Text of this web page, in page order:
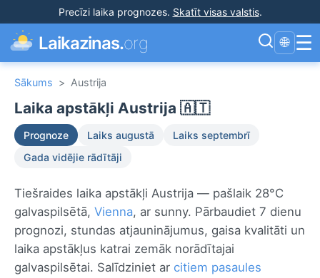
Precīzi laika prognozes. Skatīt visas valstis.
Laikazinas.org 🌐 ☰
Sākums > Austrija
Laika apstākļi Austrija 🇦🇹
Prognoze Laiks augustā
Laiks septembrī
Gada vidējie rādītāji
Tiešraides laika apstākļi Austrija — pašlaik 28°C
galvaspilsētā, Vienna, ar sunny. Pārbaudiet 7 dienu
prognozi, stundas atjauninājumus, gaisa kvalitāti un
laika apstākļus katrai zemāk norādītajai
galvaspilsētai. Salīdziniet ar citiem pasaules